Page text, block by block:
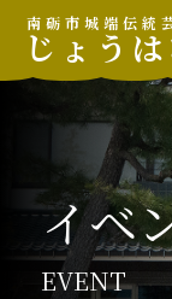
南砺市城端伝統
じょう
イベ
EVENT